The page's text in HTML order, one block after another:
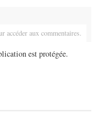
accéder aux commentaires.
est protégée.